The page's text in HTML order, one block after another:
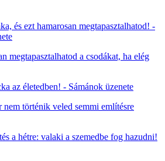
és ezt hamarosan megtapasztalhatod! -
megtapasztalhatod a csodákat, ha elég
az életedben! - Sámánok üzenete
történik veled semmi említésre
a hétre: valaki a szemedbe fog hazudni!